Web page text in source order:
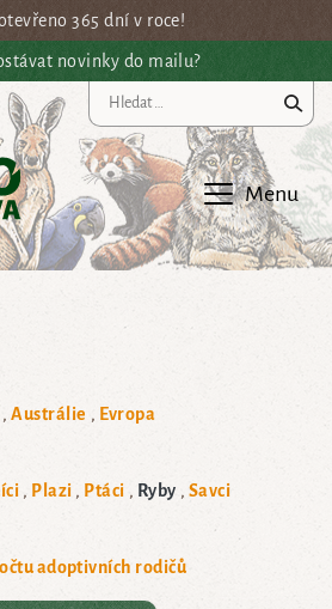
365 dní v roce!
novinky do mailu?
Menu
Austrálie Evropa
Plazi Ptáci Ryby Savci
adoptivních rodičů